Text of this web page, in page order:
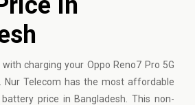
charging your Oppo Reno7 Pro 5G
Nur Telecom has the most affordable
price in Bangladesh. This non-